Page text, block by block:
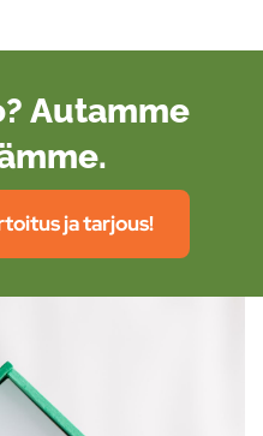
Autamme
ja tarjous!